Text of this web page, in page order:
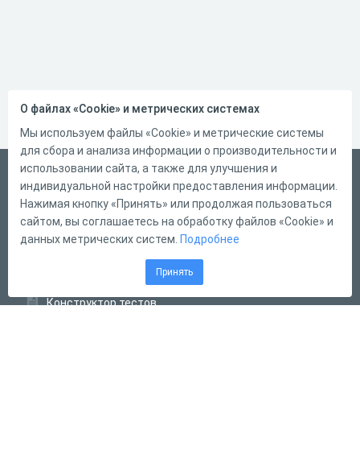
Русский
Справка
Форма обратной связи
Конструктор тестов
О файлах «Cookie» и метрических системах
Мы используем файлы «Cookie» и метрические системы
для сбора и анализа информации о производительности и
использовании сайта, а также для улучшения и
индивидуальной настройки предоставления информации.
Нажимая кнопку «Принять» или продолжая пользоваться
сайтом, вы соглашаетесь на обработку файлов «Cookie» и
данных метрических систем. Подробнее
Принять